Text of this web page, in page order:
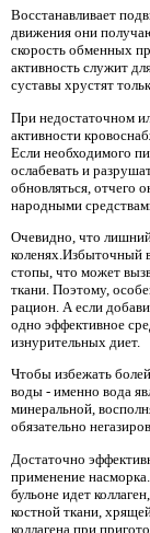
Восстанавливает
движения они
скорость обменных
активность служит
суставы хрустят
При недостаточном
активности
Если необходимого
ослабевать и
обновляться, отчего
народными
Очевидно, что
коленях.Избыточный
стопы, что может
ткани. Поэтому,
рацион. А если
одно эффективное
изнурительных диет.
Чтобы избежать
воды - именно вода
минеральной,
обязательно
Достаточно
применение
бульоне идет
костной ткани,
коллагена при